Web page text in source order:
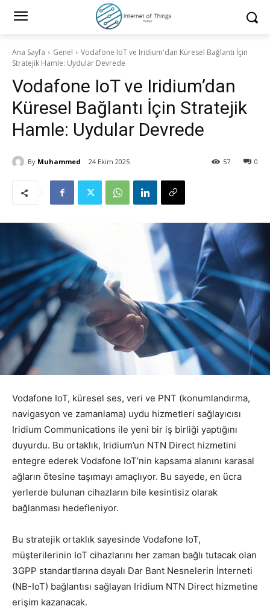
Ana Sayfa Genel
Vodafone IoT ve Iridium'dan Küresel Bağlantı İçin
Stratejik Hamle: Uydular Devrede
Vodafone IoT ve Iridium’dan
Küresel Bağlantı İçin Stratejik
Hamle: Uydular Devrede
By Muhammed 24 Ekim 2025 0
57
Vodafone IoT, küresel ses, veri ve PNT (konumlandırma,
navigasyon ve zamanlama) uydu hizmetleri sağlayıcısı
Iridium Communications ile yeni bir iş birliği yaptığını
duyurdu. Bu ortaklık, Iridium’un NTN Direct hizmetini
entegre ederek Vodafone IoT’nin kapsama alanını karasal
ağların ötesine taşımayı amaçlıyor. Bu sayede, en ücra
yerlerde bulunan cihazların bile kesintisiz olarak
bağlanması hedefleniyor.
Bu stratejik ortaklık sayesinde Vodafone IoT,
müşterilerinin IoT cihazlarını her zaman bağlı tutacak olan
3GPP standartlarına dayalı Dar Bant Nesnelerin İnterneti
(NB-IoT) bağlantısı sağlayan Iridium NTN Direct hizmetine
erişim kazanacak.